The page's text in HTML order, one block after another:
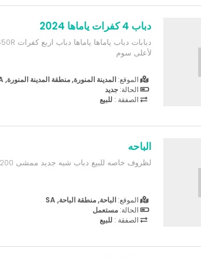
دباب 4 كفرات ياماها 2024
لأعلى سوم
الموقع: المدينة المنورة, منطقة المدينة المنورة, SA
الحالة: جديد
الصفقة : للبيع
الباحه
لظروف خاصه للبيع دباب شبه جديد ممشى 2200 كيلو مالك واحد
الموقع: الباحة, منطقة الباحة, SA
الحالة: مستعمل
الصفقة : للبيع